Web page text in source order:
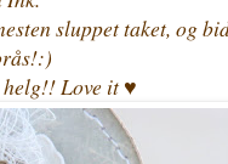
sluppet taket, og
Love it ♥